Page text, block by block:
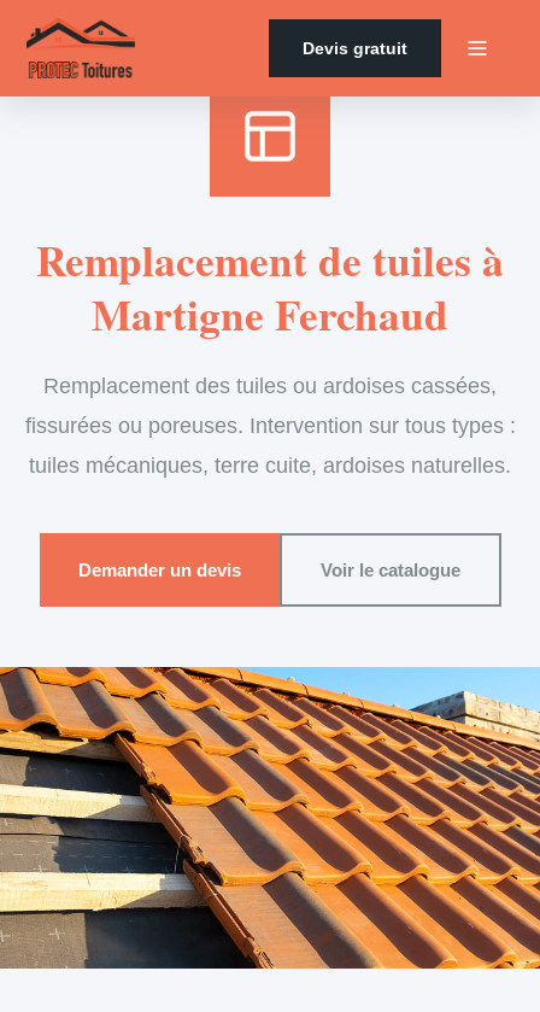
Devis gratuit
Remplacement de tuiles à
Martigne Ferchaud
Remplacement des tuiles ou ardoises cassées,
fissurées ou poreuses. Intervention sur tous types :
tuiles mécaniques, terre cuite, ardoises naturelles.
Demander un devis Voir le catalogue